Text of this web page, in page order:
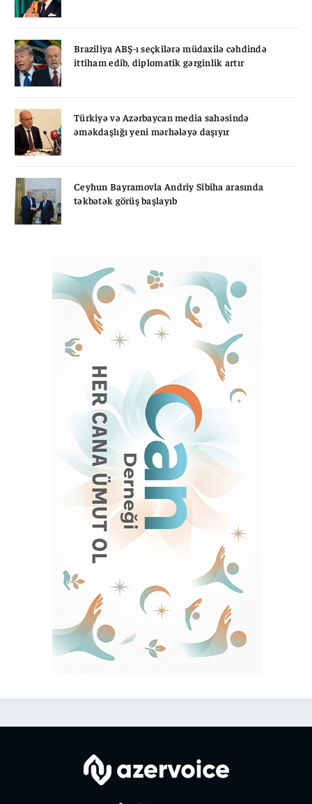
Braziliya ABŞ-ı seçkilərə müdaxilə cəhdində
ittiham edib, diplomatik gərginlik artır
Türkiyə və Azərbaycan media sahəsində
əməkdaşlığı yeni mərhələyə daşıyır
Ceyhun Bayramovla Andriy Sibiha arasında
təkbətək görüş başlayıb